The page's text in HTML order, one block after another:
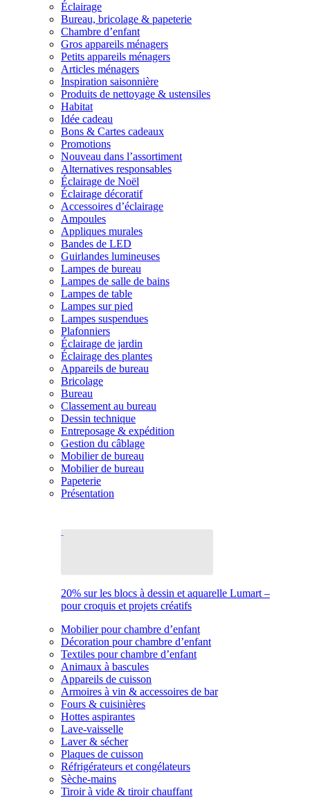
Éclairage
Bureau, bricolage & papeterie
Chambre d’enfant
Gros appareils ménagers
Petits appareils ménagers
Articles ménagers
Inspiration saisonnière
Produits de nettoyage & ustensiles
Habitat
Idée cadeau
Bons & Cartes cadeaux
Promotions
Nouveau dans l’assortiment
Alternatives responsables
Éclairage de Noël
Éclairage décoratif
Accessoires d’éclairage
Ampoules
Appliques murales
Bandes de LED
Guirlandes lumineuses
Lampes de bureau
Lampes de salle de bains
Lampes de table
Lampes sur pied
Lampes suspendues
Plafonniers
Éclairage de jardin
Éclairage des plantes
Appareils de bureau
Bricolage
Bureau
Classement au bureau
Dessin technique
Entreposage & expédition
Gestion du câblage
Mobilier de bureau
Mobilier de bureau
Papeterie
Présentation
20% sur les blocs à dessin et aquarelle Lumart –
pour croquis et projets créatifs
Mobilier pour chambre d’enfant
Décoration pour chambre d’enfant
Textiles pour chambre d’enfant
Animaux à bascules
Appareils de cuisson
Armoires à vin & accessoires de bar
Fours & cuisinières
Hottes aspirantes
Lave-vaisselle
Laver & sécher
Plaques de cuisson
Réfrigérateurs et congélateurs
Sèche-mains
Tiroir à vide & tiroir chauffant